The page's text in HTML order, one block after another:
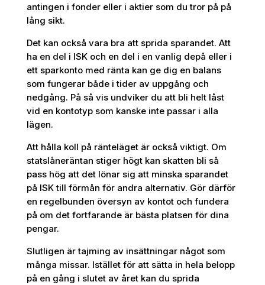
antingen i fonder eller i aktier som du tror på på
lång sikt.
Det kan också vara bra att sprida sparandet. Att
ha en del i ISK och en del i en vanlig depå eller i
ett sparkonto med ränta kan ge dig en balans
som fungerar både i tider av uppgång och
nedgång. På så vis undviker du att bli helt låst
vid en kontotyp som kanske inte passar i alla
lägen.
Att hålla koll på ränteläget är också viktigt. Om
statslåneräntan stiger högt kan skatten bli så
pass hög att det lönar sig att minska sparandet
på ISK till förmån för andra alternativ. Gör därför
en regelbunden översyn av kontot och fundera
på om det fortfarande är bästa platsen för dina
pengar.
Slutligen är tajming av insättningar något som
många missar. Istället för att sätta in hela belopp
på en gång i slutet av året kan du sprida